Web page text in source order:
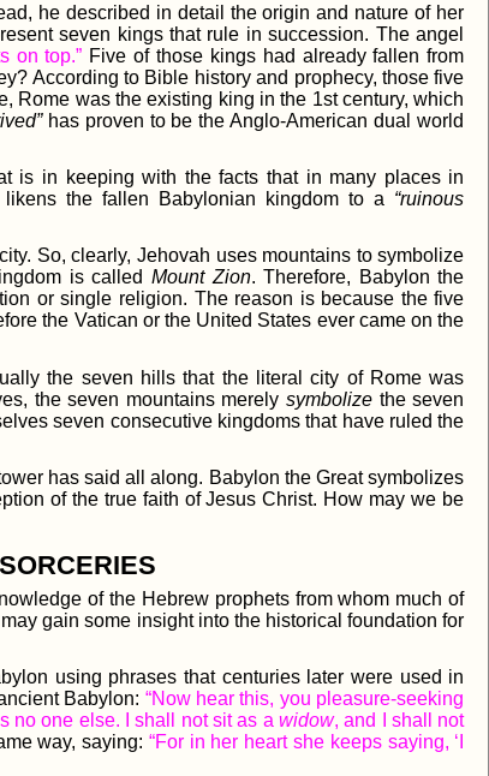
he described in detail the origin and nature of her
seven kings that rule in succession. The angel
on top.” Five of those kings had already fallen from
According to Bible history and prophecy, those five
Rome was the existing king in the 1st century, which
has proven to be the Anglo-American dual world
is in keeping with the facts that in many places in
the fallen Babylonian kingdom to a “ruinous
So, clearly, Jehovah uses mountains to symbolize
is calledMount Zion. Therefore, Babylon the
or single religion. The reason is because the five
the Vatican or the United States ever came on the
the seven hills that the literal city of Rome was
the seven mountains merelysymbolize the seven
seven consecutive kingdoms that have ruled the
has said all along. Babylon the Great symbolizes
of the true faith of Jesus Christ. How may we be
of the Hebrew prophets from whom much of
gain some insight into the historical foundation for
using phrases that centuries later were used in
Babylon: “Now hear this, you pleasure-seeking
no one else. I shall not sit as a widow, and I shall not
way, saying: “For in her heart she keeps saying, ‘I